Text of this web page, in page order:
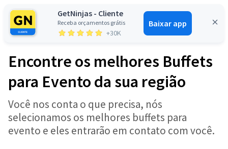
GetNinjas - Cliente
Receba orçamentos grátis
+30K
Baixar app
Entrar
Encontre os melhores Buffets
para Evento da sua região
Você nos conta o que precisa, nós
selecionamos os melhores buffets para
evento e eles entrarão em contato com você.